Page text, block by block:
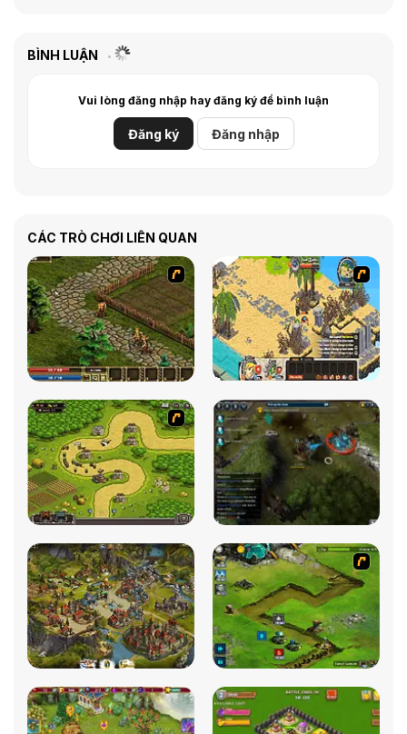
BÌNH LUẬN
Vui lòng đăng nhập hay đăng ký để bình luận
Đăng ký Đăng nhập
CÁC TRÒ CHƠI LIÊN QUAN